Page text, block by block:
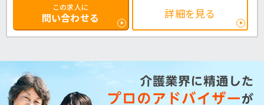
この求人に
問い合わせる 詳細を見る